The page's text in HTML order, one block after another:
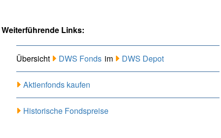
Weiterführende Links:
Übersicht DWS Fonds im DWS Depot
Aktienfonds kaufen
Historische Fondspreise